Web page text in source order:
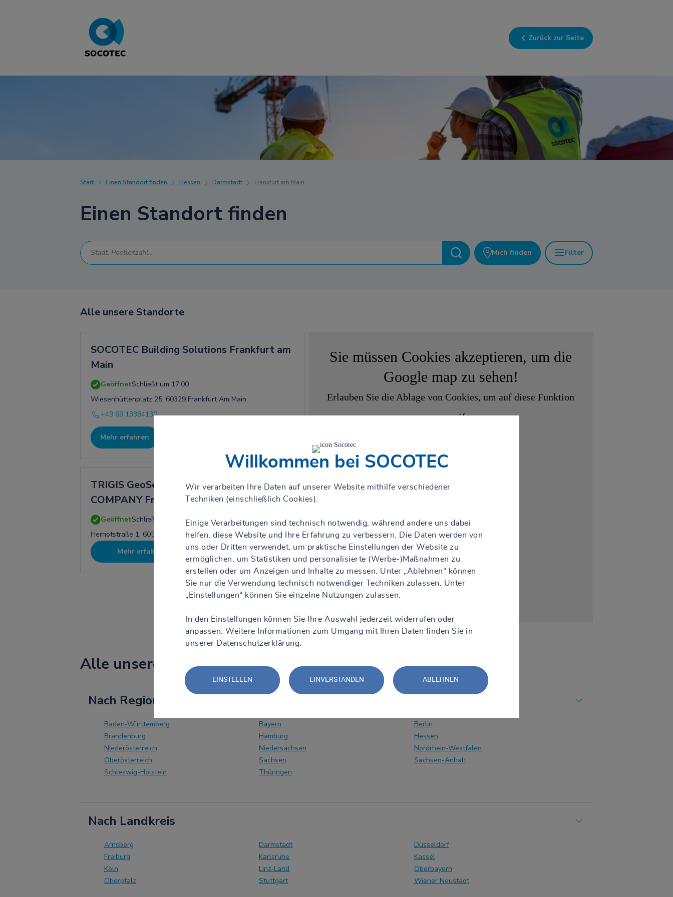
Zurück zur Seite
Start Einen Standort finden Hessen Darmstadt Frankfurt am Main
Einen Standort finden
Mich finden Filter
Alle unsere Standorte
SOCOTEC Building Solutions Frankfurt am
Main
GeöffnetSchließt um 17:00
Wiesenhüttenplatz 25, 60329 Frankfurt Am Main
+49 69 13384130
Mehr erfahren
TRIGIS GeoServices – A SOCOTEC
COMPANY Frankfurt am Main
GeöffnetSchließt um 17:00
Herriotstraße 1, 60528 Frankfurt Am Main
Mehr erfahren
Anfahrt
Sie müssen Cookies akzeptieren, um die
Google map zu sehen!
Erlauben Sie die Ablage von Cookies, um auf diese Funktion
zuzugreifen
Alle unsere Standorte
Nach Region
Baden-Württemberg Bayern
Berlin
Brandenburg
Hamburg
Hessen
Niederösterreich
Niedersachsen
Nordrhein-Westfalen
Oberösterreich
Sachsen
Sachsen-Anhalt
Schleswig-Holstein
Thüringen
Nach Landkreis
Arnsberg Darmstadt
Düsseldorf
Freiburg
Karlsruhe
Kassel
Köln
Linz-Land
Oberbayern
Oberpfalz
Stuttgart Wiener Neustadt
Willkommen bei SOCOTEC
Wir verarbeiten Ihre Daten auf unserer Website mithilfe verschiedener
Techniken (einschließlich Cookies).
Einige Verarbeitungen sind technisch notwendig, während andere uns dabei
helfen, diese Website und Ihre Erfahrung zu verbessern. Die Daten werden von
uns oder Dritten verwendet, um praktische Einstellungen der Website zu
ermöglichen, um Statistiken und personalisierte (Werbe-)Maßnahmen zu
erstellen oder um Anzeigen und Inhalte zu messen. Unter „Ablehnen“ können
Sie nur die Verwendung technisch notwendiger Techniken zulassen. Unter
„Einstellungen“ können Sie einzelne Nutzungen zulassen.
In den Einstellungen können Sie Ihre Auswahl jederzeit widerrufen oder
anpassen. Weitere Informationen zum Umgang mit Ihren Daten finden Sie in
unserer Datenschutzerklärung
EINSTELLEN EINVERSTANDEN ABLEHNEN